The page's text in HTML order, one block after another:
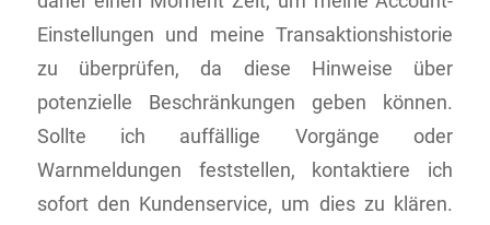
Einstellungen und meine Transaktionshistorie
zu überprüfen, da diese Hinweise über
potenzielle Beschränkungen geben können.
Sollte ich auffällige Vorgänge oder
Warnmeldungen feststellen, kontaktiere ich
sofort den Kundenservice, um dies zu klären.